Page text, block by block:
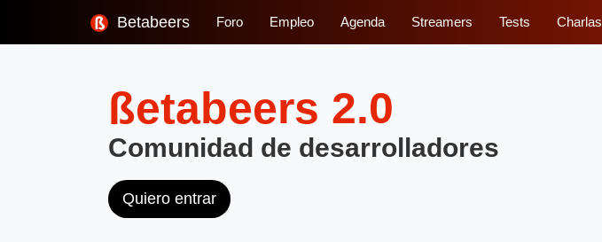
Betabeers Foro Empleo Agenda Streamers Tests Charlas
ßetabeers 2.0
Comunidad de desarrolladores
Quiero entrar